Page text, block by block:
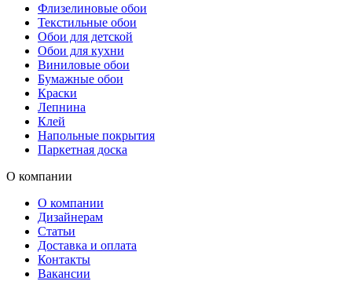
Флизелиновые обои
Текстильные обои
Обои для детской
Обои для кухни
Виниловые обои
Бумажные обои
Краски
Лепнина
Клей
Напольные покрытия
Паркетная доска
О компании
О компании
Дизайнерам
Статьи
Доставка и оплата
Контакты
Вакансии